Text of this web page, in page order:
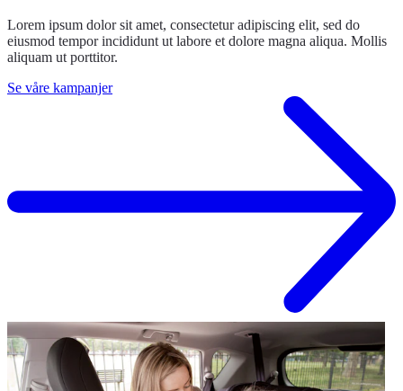
Lorem ipsum dolor sit amet, consectetur adipiscing elit, sed do
eiusmod tempor incididunt ut labore et dolore magna aliqua. Mollis
aliquam ut porttitor.
Se våre kampanjer